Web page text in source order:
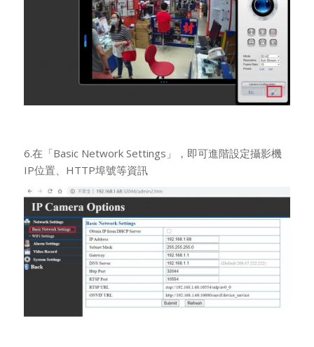
6.在「Basic Network Settings」，即可進階設定攝影機
IP位置、HTTP埠號等資訊